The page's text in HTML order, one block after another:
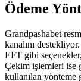
Ödeme
Grandpashabet
kanalını
EFT gibi
Çekim işlemleri ise
kullanılan yönteme